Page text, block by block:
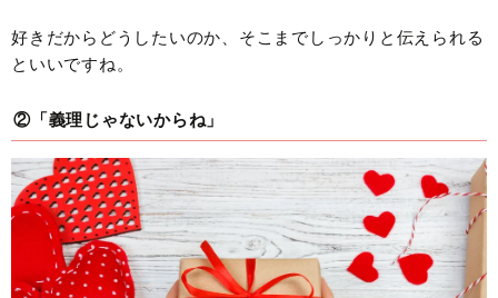
好きだからどうしたいのか、そこまでしっかりと伝えられる
といいですね。
②「義理じゃないからね」